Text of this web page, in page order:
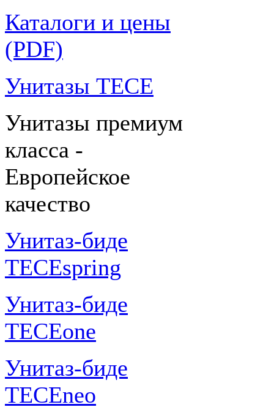
Каталоги и цены
(PDF)
Унитазы TECE
Унитазы премиум
класса -
Европейское
качество
Унитаз-биде
TECEspring
Унитаз-биде
TECEone
Унитаз-биде
TECEneo